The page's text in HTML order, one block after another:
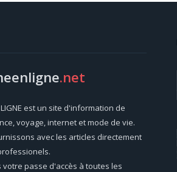
.net
LIGNE est un site d'information de
voyage, internet et mode de vie.
avec les articles directement
votre passe d'accès à toutes les